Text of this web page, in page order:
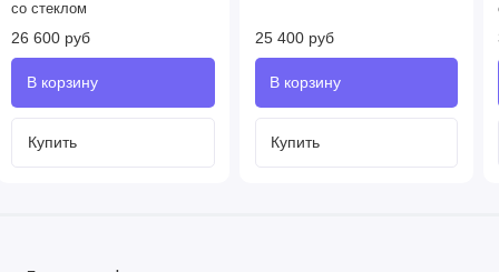
со стеклом
26 600 руб
Купить
25 400 руб
Купить